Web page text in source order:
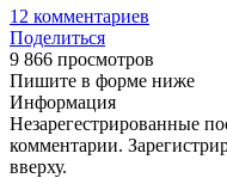
12 комментариев
Поделиться
9 866 просмотров
Пишите в форме ниже
Информация
Незарегестрированные
комментарии.
вверху.